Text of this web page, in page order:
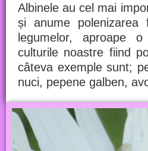
Albinele au cel mai
și anume polenizarea
legumelor, aproape
culturile noastre fiind
câteva exemple sunt;
nuci, pepene galben,